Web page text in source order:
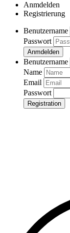
Anmdelden
Registrierung
Benutzername
Passwort
Anmdelden
Benutzername
Name
Email
Passwort
Registration